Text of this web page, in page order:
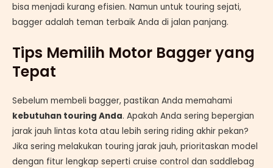
bisa menjadi kurang efisien. Namun untuk touring sejati,
bagger adalah teman terbaik Anda di jalan panjang.
Tips Memilih Motor Bagger yang
Tepat
Sebelum membeli bagger, pastikan Anda memahami
kebutuhan touring Anda. Apakah Anda sering bepergian
jarak jauh lintas kota atau lebih sering riding akhir pekan?
Jika sering melakukan touring jarak jauh, prioritaskan model
dengan fitur lengkap seperti cruise control dan saddlebag